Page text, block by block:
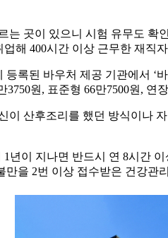
곳이 있으니 시험 유무도 확
해 400시간 이상 근무한 재직
록된 바우처 제공 기관에서 ‘
원, 표준형 66만7500원, 연
이 산후조리를 했던 방식이나
년이 지나면 반드시 연 8시간
을 2번 이상 접수받은 건강관